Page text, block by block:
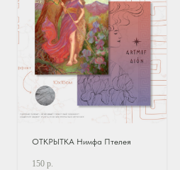
ОТКРЫТКА Нимфа Птелея
150 р.